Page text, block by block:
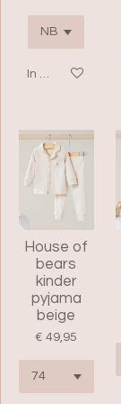
In winkelwagen
House of
bears
kinder
pyjama
beige
€ 49,95